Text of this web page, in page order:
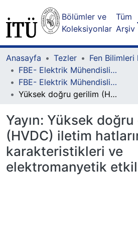
Bölümler ve
Koleksiyonlar
Tüm
Arşiv
Anasayfa Tezler
Fen Bilimleri
FBE- Elektrik Mühendisliği Lisansüstü Programı
FBE- Elektrik Mühendisliği Lisansüstü Programı - Doktora
Yüksek doğru gerilim (HVDC) iletim hatlarının korona karakteristikleri ve elektromanyetik etkileri
Yayın: Yüksek doğru
(HVDC) iletim
karakteristikleri ve
elektromanyetik